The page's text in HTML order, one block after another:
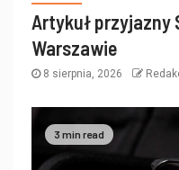
Artykuł przyjazny
Warszawie
8 sierpnia, 2026
3 min read